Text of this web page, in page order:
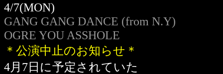
4/7(MON)
GANG GANG DANCE (from N.Y)
OGRE YOU ASSHOLE
＊公演中止のお知らせ＊
4月7日に予定されていた